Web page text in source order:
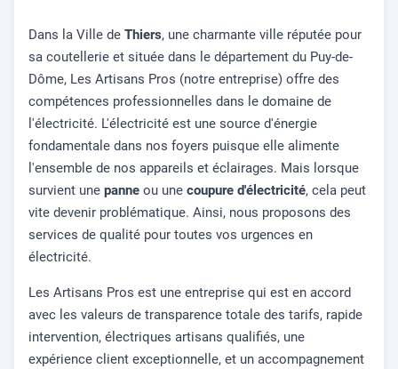
Dans la Ville de Thiers, une charmante ville réputée pour
sa coutellerie et située dans le département du Puy-de-
Dôme, Les Artisans Pros (notre entreprise) offre des
compétences professionnelles dans le domaine de
l'électricité. L'électricité est une source d'énergie
fondamentale dans nos foyers puisque elle alimente
l'ensemble de nos appareils et éclairages. Mais lorsque
survient une panne ou une coupure d'électricité, cela peut
vite devenir problématique. Ainsi, nous proposons des
services de qualité pour toutes vos urgences en
électricité.
Les Artisans Pros est une entreprise qui est en accord
avec les valeurs de transparence totale des tarifs, rapide
intervention, électriques artisans qualifiés, une
expérience client exceptionnelle, et un accompagnement